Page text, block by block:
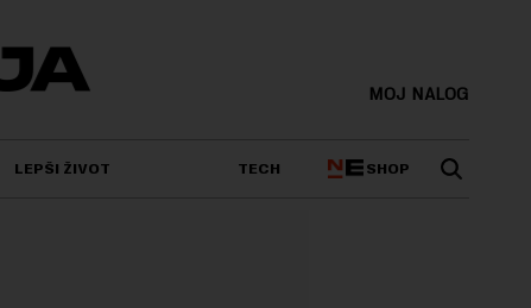
MOJ NALOG
LEPŠI ŽIVOT TECH SHOP